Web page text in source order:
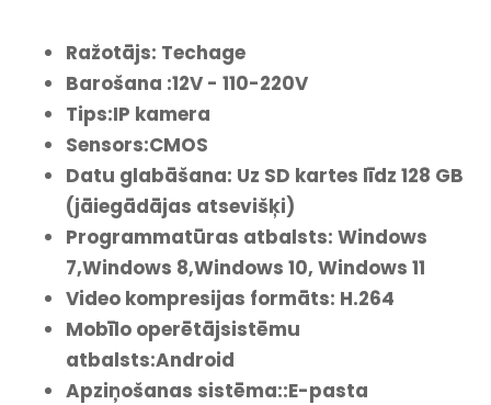
Ražotājs: Techage
Barošana :12V - 110-220V
Tips:IP kamera
Sensors:CMOS
Datu glabāšana: Uz SD kartes līdz 128 GB
(jāiegādājas atsevišķi)
Programmatūras atbalsts: Windows
7,Windows 8,Windows 10, Windows 11
Video kompresijas formāts: H.264
Mobīlo operētājsistēmu
atbalsts:Android
Apziņošanas sistēma::E-pasta